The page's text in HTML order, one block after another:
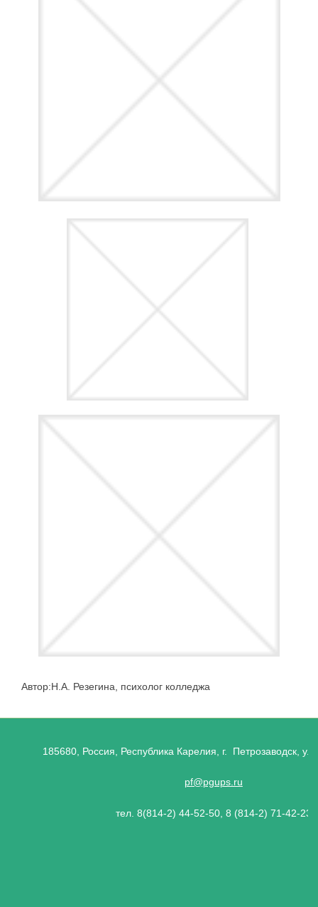
Автор:Н.А. Резегина, психолог колледжа
185680, Россия, Республика Карелия, г. Петрозаводск,
pf@pgups.ru
тел. 8(814-2) 44-52-50, 8 (814-2) 71-42-23